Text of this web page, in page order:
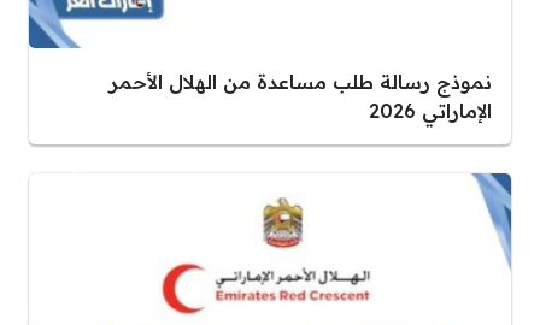
نموذج رسالة طلب مساعدة من الهلال الأحمر
الإماراتي 2026